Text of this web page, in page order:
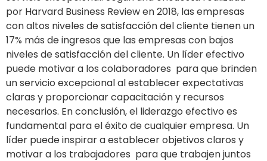
por Harvard Business Review en 2018, las empresas
con altos niveles de satisfacción del cliente tienen un
17% más de ingresos que las empresas con bajos
niveles de satisfacción del cliente. Un líder efectivo
puede motivar a los colaboradores para que brinden
un servicio excepcional al establecer expectativas
claras y proporcionar capacitación y recursos
necesarios. En conclusión, el liderazgo efectivo es
fundamental para el éxito de cualquier empresa. Un
líder puede inspirar a establecer objetivos claros y
motivar a los trabajadores para que trabajen juntos